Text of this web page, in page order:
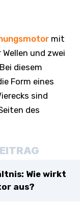
mit
und zwei
diesem
Form eines
sind
des
Wie wirkt
aus?